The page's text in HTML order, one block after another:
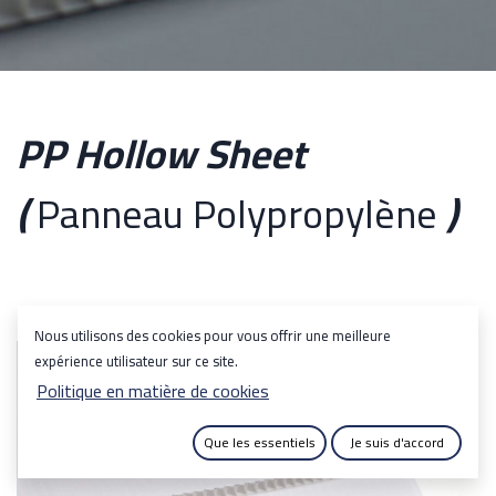
PP Hollow Sheet
(Panneau Polypropylène)
Nous utilisons des cookies pour vous offrir une meilleure
expérience utilisateur sur ce site.
Politique en matière de cookies
Que les essentiels Je suis d'accord